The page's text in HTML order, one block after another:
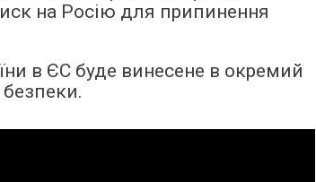
на Росію для припинення
в ЄС буде винесене в окремий
безпеки.